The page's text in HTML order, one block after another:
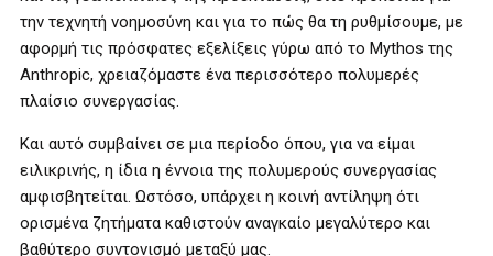
την τεχνητή νοημοσύνη και για το πώς θα τη ρυθμίσουμε, με
αφορμή τις πρόσφατες εξελίξεις γύρω από το Mythos της
Anthropic, χρειαζόμαστε ένα περισσότερο πολυμερές
πλαίσιο συνεργασίας.
Και αυτό συμβαίνει σε μια περίοδο όπου, για να είμαι
ειλικρινής, η ίδια η έννοια της πολυμερούς συνεργασίας
αμφισβητείται. Ωστόσο, υπάρχει η κοινή αντίληψη ότι
ορισμένα ζητήματα καθιστούν αναγκαίο μεγαλύτερο και
βαθύτερο συντονισμό μεταξύ μας.